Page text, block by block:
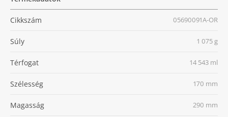
Cikkszám 05690091A-OR
Súly 1 075 g
Térfogat 14 543 ml
Szélesség 170 mm
Magasság 290 mm